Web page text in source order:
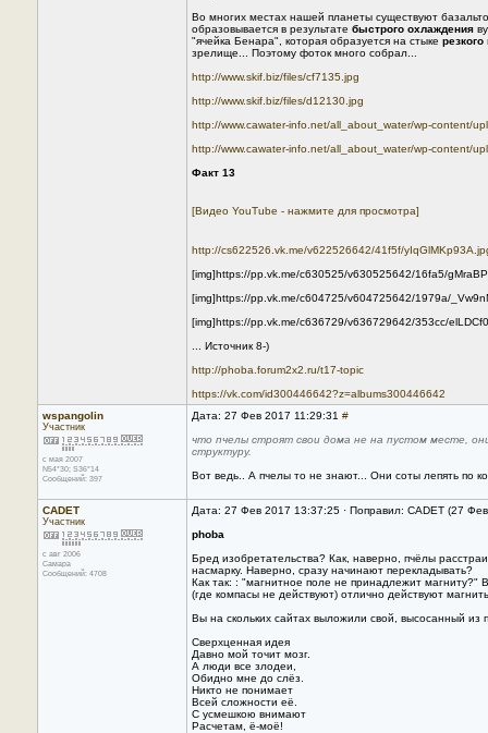
Во многих местах нашей планеты существуют
образовывается в результате быстрого охлаждения
"ячейка Бенара", которая образуется на стыке
зрелище... Поэтому фоток много собрал...
http://www.skif.biz/files/cf7135.jpg
http://www.skif.biz/files/d12130.jpg
http://www.cawater-info.net/all_about_water/wp-content/
http://www.cawater-info.net/all_about_water/wp-content/
Факт 13
[Видео YouTube - нажмите для просмотра]
http://cs622526.vk.me/v622526642/41f5f/
[img]https://pp.vk.me/c630525/v630525642/16fa5/
[img]https://pp.vk.me/c604725/v604725642/1979a/
[img]https://pp.vk.me/c636729/v636729642/353cc/
... Источник 8-)
http://phoba.forum2x2.ru/t17-topic
https://vk.com/id300446642?z=albums300446642
wspangolin
Участник
с мая 2007
N54*30; S36*14
Сообщений: 397
Дата: 27 Фев 2017 11:29:31 #
что пчелы строят свои дома не на пустом месте,
структуру.
Вот ведь.. А пчелы то не знают... Они соты лепять по
CADET
Участник
с авг 2006
Самара
Сообщений: 4708
Дата: 27 Фев 2017 13:37:25 · Поправил: CADET (27
phoba
Бред изобретательства? Как, наверно, пчёлы
насмарку. Наверно, сразу начинают перекладывать?
Как так: : "магнитное поле не принадлежит
(где компасы не действуют) отлично действуют
Вы на скольких сайтах выложили свой, высосанный из
Сверхценная идея
Давно мой точит мозг.
А люди все злодеи,
Обидно мне до слёз.
Никто не понимает
Всей сложности её.
С усмешкою внимают
Расчетам, ё-моё!